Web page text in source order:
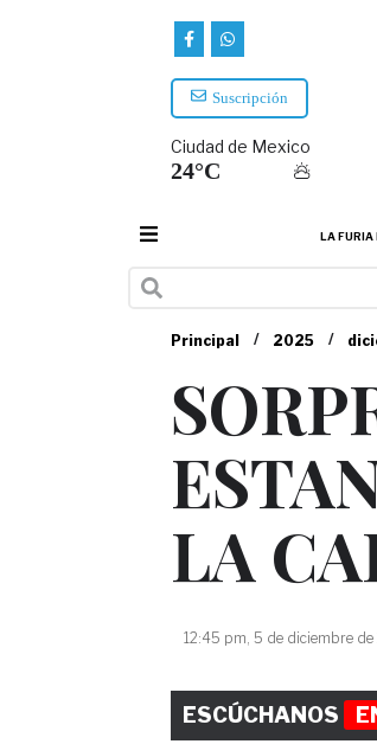
Suscripción
Ciudad de Mexico
24°C
LA FURIA
Principal / 2025 /
LA
12:45 pm, 5 de diciembre
ESCÚCHANOS